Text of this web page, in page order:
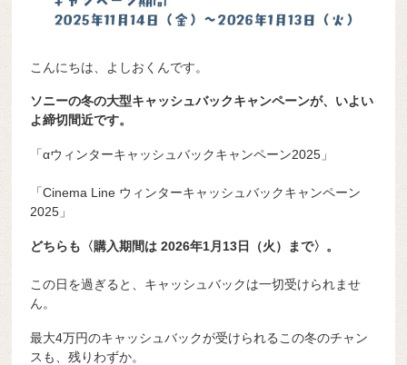
こんにちは、よしおくんです。
ソニーの冬の大型キャッシュバックキャンペーンが、いよい
よ締切間近です。
「αウィンターキャッシュバックキャンペーン2025」
「Cinema Line ウィンターキャッシュバックキャンペーン
2025」
どちらも〈購入期間は 2026年1月13日（火）まで〉。
この日を過ぎると、キャッシュバックは一切受けられませ
ん。
最大4万円のキャッシュバックが受けられるこの冬のチャン
スも、残りわずか。